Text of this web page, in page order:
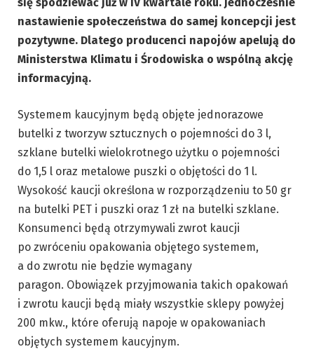
nastawienie społeczeństwa do samej koncepcji jest
pozytywne. Dlatego producenci napojów apelują do
Ministerstwa Klimatu i Środowiska o wspólną akcję
informacyjną.
Systemem kaucyjnym będą objęte jednorazowe
butelki z tworzyw sztucznych o pojemności do 3 l,
szklane butelki wielokrotnego użytku o pojemności
do 1,5 l oraz metalowe puszki o objętości do 1 l.
Wysokość kaucji określona w rozporządzeniu to 50 gr
na butelki PET i puszki oraz 1 zł na butelki szklane.
Konsumenci będą otrzymywali zwrot kaucji
po zwróceniu opakowania objętego systemem,
a do zwrotu nie będzie wymagany
paragon. Obowiązek przyjmowania takich opakowań
i zwrotu kaucji będą miały wszystkie sklepy powyżej
200 mkw., które oferują napoje w opakowaniach
objętych systemem kaucyjnym.